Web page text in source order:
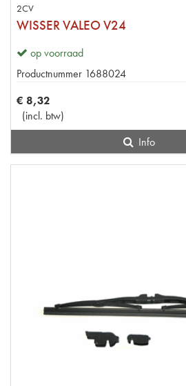
2CV
WISSER VALEO V24
op voorraad
Productnummer 1688024
€ 8,32
(incl. btw)
Info